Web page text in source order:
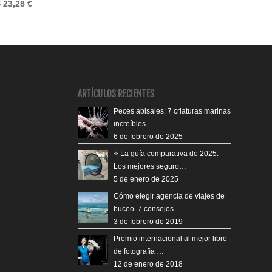
El
era:
23,28€El
es:
ARTÍCULOS RECIENTES
Peces abisales: 7 criaturas marinas
increíbles
6 de febrero de 2025
⭐️ La guía comparativa de 2025.
Los mejores seguro…
5 de enero de 2025
Cómo elegir agencia de viajes de
buceo. 7 consejos…
3 de febrero de 2019
Premio internacional al mejor libro
de fotografía …
12 de enero de 2018